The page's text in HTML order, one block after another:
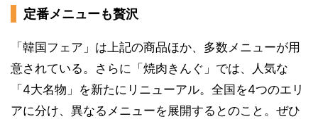
定番メニューも贅沢
「韓国フェア」は上記の商品ほか、多数メニューが用
意されている。さらに「焼肉きんぐ」では、人気な
「4大名物」を新たにリニューアル。全国を4つのエリ
アに分け、異なるメニューを展開するとのこと。ぜひ